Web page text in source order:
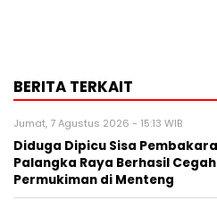
BERITA TERKAIT
Jumat, 7 Agustus 2026 - 15:13 WIB
Diduga Dipicu Sisa
Palangka Raya Berhasil
Permukiman di Menteng